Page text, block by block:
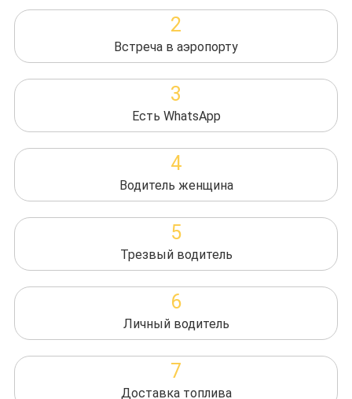
2
Встреча в аэропорту
3
Есть WhatsApp
4
Водитель женщина
5
Трезвый водитель
6
Личный водитель
7
Доставка топлива